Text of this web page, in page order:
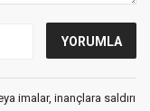
imalar, inançlara saldırı